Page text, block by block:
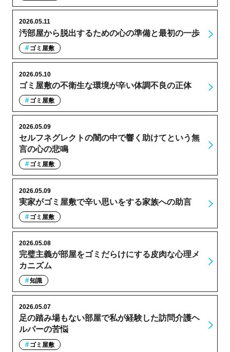
汚部屋から脱出するための心の準備と最初の一歩
2026.05.11
ゴミ屋敷
ゴミ屋敷の不衛生な環境が辛い体調不良の正体
2026.05.10
ゴミ屋敷
セルフネグレクトの闇の中で響く助けてという無
言の心の悲鳴
2026.05.09
ゴミ屋敷
実家がゴミ屋敷で辛い思いをする家族への助言
2026.05.09
ゴミ屋敷
完璧主義が部屋をゴミだらけにする皮肉な心理メ
カニズム
2026.05.08
知識
足の踏み場もない部屋で私が経験した訪問介護ヘ
ルパーの苦悩
2026.05.07
ゴミ屋敷